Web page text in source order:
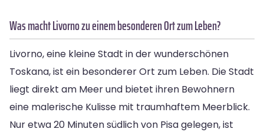
Was macht Livorno zu einem besonderen Ort zum Leben?
Livorno, eine kleine Stadt in der wunderschönen
Toskana, ist ein besonderer Ort zum Leben. Die Stadt
liegt direkt am Meer und bietet ihren Bewohnern
eine malerische Kulisse mit traumhaftem Meerblick.
Nur etwa 20 Minuten südlich von Pisa gelegen, ist